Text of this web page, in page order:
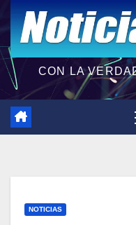
CON LA
NOTICIAS